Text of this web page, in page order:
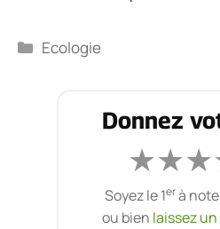
Catégories
Ecologie
Donnez
★★★
Soyez le 1erà
ou bien laissez